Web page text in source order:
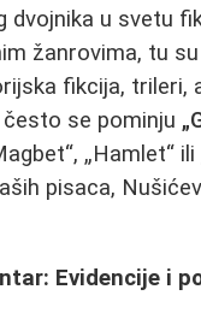
dvojnika u svetu
žanrovima, tu
fikcija, trileri,
se pominju
„Hamlet“ ili
pisaca,
Evidencije i